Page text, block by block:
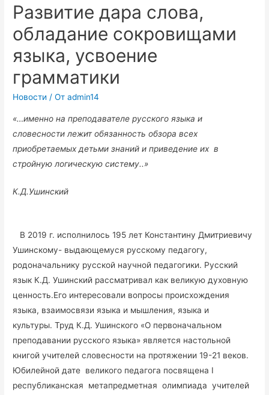
Развитие дара слова,
обладание сокровищами
языка, усвоение
грамматики
Новости / От admin14
«…именно на преподавателе русского языка и
словесности лежит обязанность обзора всех
приобретаемых детьми знаний и приведение их в
стройную логическую систему..»
К.Д.Ушинский
В 2019 г. исполнилось 195 лет Константину Дмитриевичу
Ушинскому- выдающемуся русскому педагогу,
родоначальнику русской научной педагогики. Русский
язык К.Д. Ушинский рассматривал как великую духовную
ценность.Его интересовали вопросы происхождения
языка, взаимосвязи языка и мышления, языка и
культуры. Труд К.Д. Ушинского «О первоначальном
преподавании русского языка» является настольной
книгой учителей словесности на протяжении 19-21 веков.
Юбилейной дате великого педагога посвящена I
республиканская метапредметная олимпиада учителей